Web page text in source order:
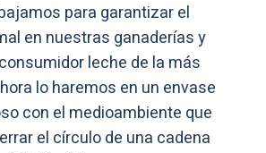
para garantizar el
en nuestras ganaderías y
leche de la más
lo haremos en un envase
con el medioambiente que
el círculo de una cadena